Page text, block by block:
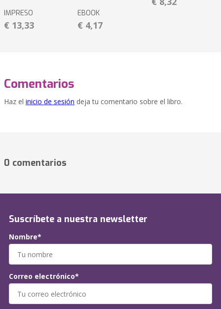
IMPRESO
€ 13,33
EBOOK
€ 4,17
Comentarios
Haz el inicio de sesión deja tu comentario sobre el libro.
0 comentarios
Suscríbete a nuestra newsletter
Nombre*
Correo electrónico*